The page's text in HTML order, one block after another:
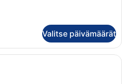
Valitse päivämäärät